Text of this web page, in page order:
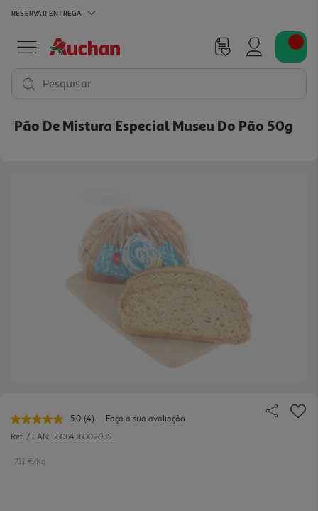
RESERVAR ENTREGA
Pesquisar
Pão De Mistura Especial Museu Do Pão 50g
5.0 Leu
4
(4)
Faça a sua avaliação
Ref. / EAN: 5606436002035
7.11 €/Kg